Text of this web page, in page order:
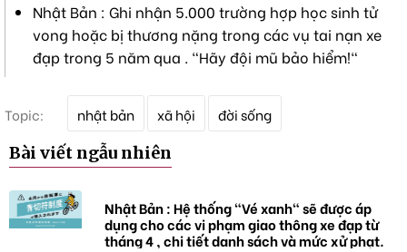
Nhật Bản : Ghi nhận 5.000 trường hợp học sinh tử
vong hoặc bị thương nặng trong các vụ tai nạn xe
đạp trong 5 năm qua . "Hãy đội mũ bảo hiểm!"
Topic:
k
h
a
nhật bản xã hội đời sống
Bài viết ngẫu nhiên
Nhật Bản : Hệ thống "Vé xanh" sẽ được áp
dụng cho các vi phạm giao thông xe đạp từ
tháng 4 , chi tiết danh sách và mức xử phạt.